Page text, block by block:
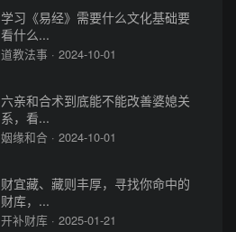
学习《易经》需要什么文化基础要
看什么...
道教法事 · 2024-10-01
六亲和合术到底能不能改善婆媳关
系，看...
姻缘和合 · 2024-10-01
财宜藏、藏则丰厚，寻找你命中的
财库，...
开补财库 · 2025-01-21